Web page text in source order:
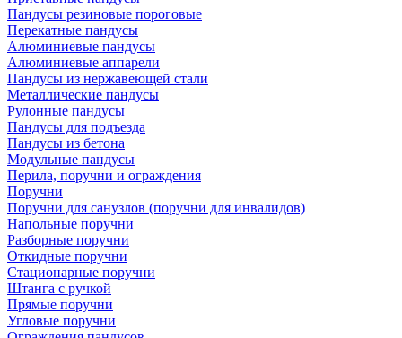
Пандусы резиновые пороговые
Перекатные пандусы
Алюминиевые пандусы
Алюминиевые аппарели
Пандусы из нержавеющей стали
Металлические пандусы
Рулонные пандусы
Пандусы для подъезда
Пандусы из бетона
Модульные пандусы
Перила, поручни и ограждения
Поручни
Поручни для санузлов (поручни для инвалидов)
Напольные поручни
Разборные поручни
Откидные поручни
Стационарные поручни
Штанга с ручкой
Прямые поручни
Угловые поручни